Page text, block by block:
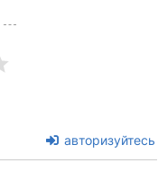
авторизуйтесь